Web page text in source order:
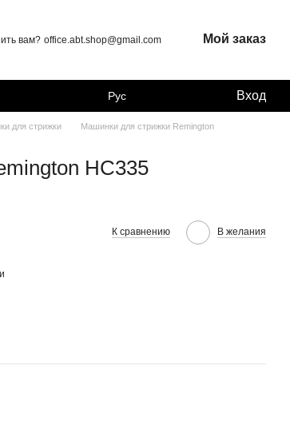
вам? office.abt.shop@gmail.com Мой заказ
Рус Вход
для стрижки
Машинки для стрижки Remington
HC335
К сравнению В желания